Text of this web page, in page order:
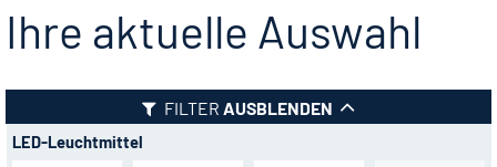
Ihre aktuelle Auswahl
FILTER AUSBLENDEN
LED-Leuchtmittel